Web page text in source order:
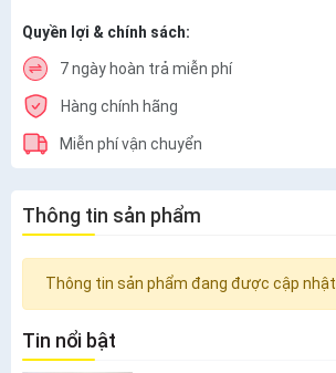
Quyền lợi & chính sách:
7 ngày hoàn trả miễn phí
Hàng chính hãng
Miễn phí vận chuyển
Thông tin sản phẩm
Thông tin sản phẩm đang được cập nhật
Tin nổi bật